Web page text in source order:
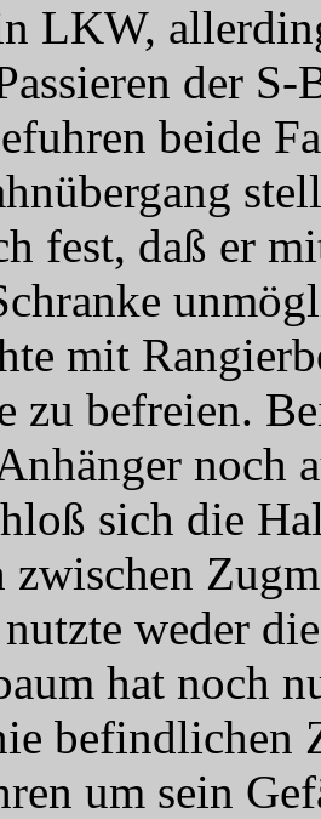
LKW,
der
beide
fest, daß er
mit
zu befreien.
noch
sich die
zwischen
weder
hat noch
befindlichen
um sein